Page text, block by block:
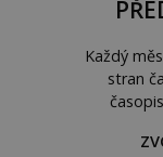
Každý
stran